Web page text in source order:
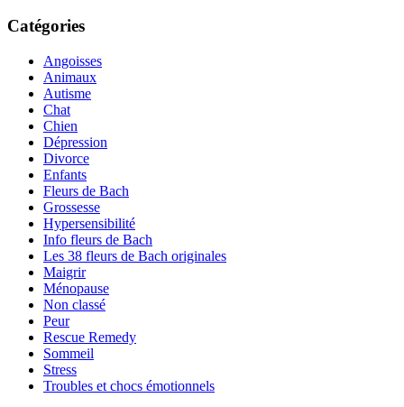
Catégories
Angoisses
Animaux
Autisme
Chat
Chien
Dépression
Divorce
Enfants
Fleurs de Bach
Grossesse
Hypersensibilité
Info fleurs de Bach
Les 38 fleurs de Bach originales
Maigrir
Ménopause
Non classé
Peur
Rescue Remedy
Sommeil
Stress
Troubles et chocs émotionnels